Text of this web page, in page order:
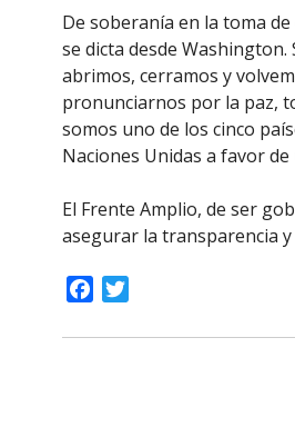
De soberanía en la toma
se dicta desde Washington.
abrimos, cerramos y
pronunciarnos por la paz,
somos uno de los cinco
Naciones Unidas a favor
El Frente Amplio, de ser
asegurar la transparencia
Facebook